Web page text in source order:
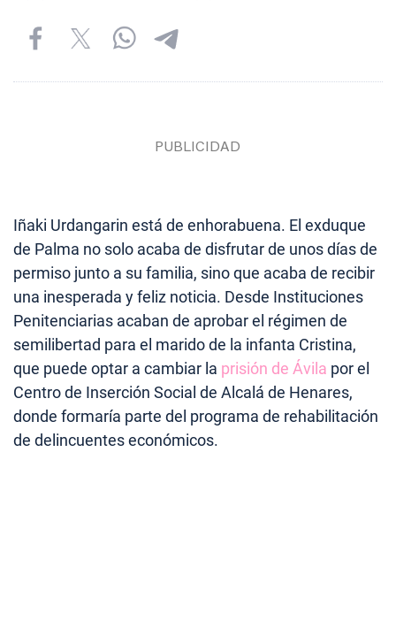
Iñaki Urdangarin está de enhorabuena. El exduque
de Palma no solo acaba de disfrutar de unos días de
permiso junto a su familia, sino que acaba de recibir
una inesperada y feliz noticia. Desde Instituciones
Penitenciarias acaban de aprobar el régimen de
semilibertad para el marido de la infanta Cristina,
que puede optar a cambiar la prisión de Ávila por el
Centro de Inserción Social de Alcalá de Henares,
donde formaría parte del programa de rehabilitación
de delincuentes económicos.